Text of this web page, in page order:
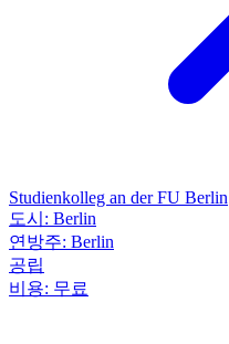
Studienkolleg an der FU Berlin
도시: Berlin
연방주: Berlin
공립
비용: 무료